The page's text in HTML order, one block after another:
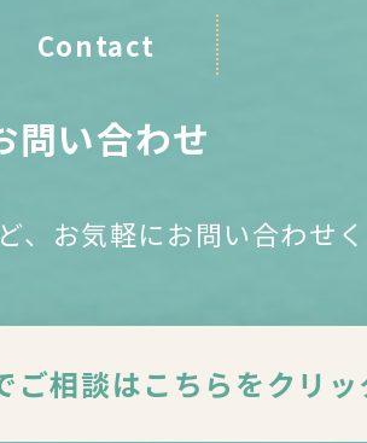
Contact
問い合わせ
お気軽にお問い合わせ
ご相談はこちらをクリ